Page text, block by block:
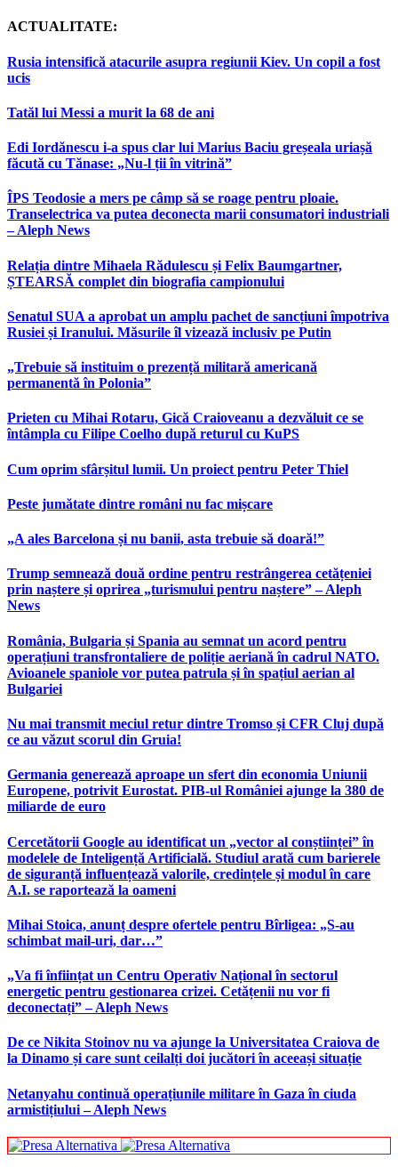
ACTUALITATE:
Rusia intensifică atacurile asupra regiunii Kiev. Un copil a fost
ucis
Tatăl lui Messi a murit la 68 de ani
Edi Iordănescu i-a spus clar lui Marius Baciu greșeala uriașă
făcută cu Tănase: „Nu-l ții în vitrină”
ÎPS Teodosie a mers pe câmp să se roage pentru ploaie.
Transelectrica va putea deconecta marii consumatori industriali
– Aleph News
Relația dintre Mihaela Rădulescu și Felix Baumgartner,
ȘTEARSĂ complet din biografia campionului
Senatul SUA a aprobat un amplu pachet de sancțiuni împotriva
Rusiei și Iranului. Măsurile îl vizează inclusiv pe Putin
„Trebuie să instituim o prezență militară americană
permanentă în Polonia”
Prieten cu Mihai Rotaru, Gică Craioveanu a dezvăluit ce se
întâmpla cu Filipe Coelho după returul cu KuPS
Cum oprim sfârșitul lumii. Un proiect pentru Peter Thiel
Peste jumătate dintre români nu fac mișcare
„A ales Barcelona și nu banii, asta trebuie să doară!”
Trump semnează două ordine pentru restrângerea cetățeniei
prin naștere și oprirea „turismului pentru naștere” – Aleph
News
România, Bulgaria și Spania au semnat un acord pentru
operațiuni transfrontaliere de poliție aeriană în cadrul NATO.
Avioanele spaniole vor putea patrula și în spațiul aerian al
Bulgariei
Nu mai transmit meciul retur dintre Tromso și CFR Cluj după
ce au văzut scorul din Gruia!
Germania generează aproape un sfert din economia Uniunii
Europene, potrivit Eurostat. PIB-ul României ajunge la 380 de
miliarde de euro
Cercetătorii Google au identificat un „vector al conștiinței” în
modelele de Inteligență Artificială. Studiul arată cum barierele
de siguranță influențează valorile, credințele și modul în care
A.I. se raportează la oameni
Mihai Stoica, anunț despre ofertele pentru Bîrligea: „S-au
schimbat mail-uri, dar…”
„Va fi înființat un Centru Operativ Național în sectorul
energetic pentru gestionarea crizei. Cetățenii nu vor fi
deconectați” – Aleph News
De ce Nikita Stoinov nu va ajunge la Universitatea Craiova de
la Dinamo și care sunt ceilalți doi jucători în aceeași situație
Netanyahu continuă operațiunile militare în Gaza în ciuda
armistițiului – Aleph News